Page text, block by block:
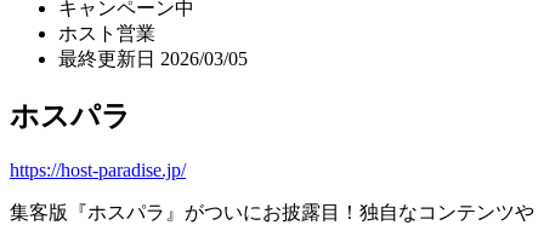
キャンペーン中
ホスト営業
最終更新日 2026/03/05
ホスパラ
https://host-paradise.jp/
集客版『ホスパラ』がついにお披露目！独自なコンテンツや